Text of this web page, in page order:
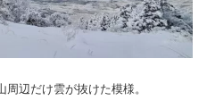
辺だけ雲が抜けた模様。